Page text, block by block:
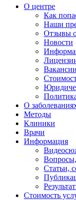
О центре
Как
Наши
Отзывы
Новости
Вакансии
О
Методы
Клиники
Врачи
Информация
Статьи,
Стоимость